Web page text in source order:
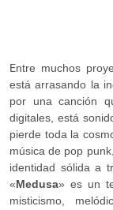
Entre muchos
está arrasando la
por una canción
digitales, está
pierde toda la
música de pop
identidad sólida a
«Medusa» es un
misticismo,